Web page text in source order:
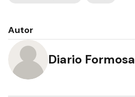
Autor
Diario Formosa